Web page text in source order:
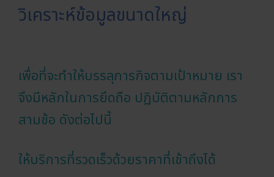
วิเคราะห์ข้อมูลขนาดใหญ่
เพื่อที่จะทำให้บรรลุภารกิจตามเป้าหมาย เรา
จึงมีหลักในการยึดถือ ปฏิบัติตามหลักการ
สามข้อ ดังต่อไปนี้
ให้บริการที่รวดเร็วด้วยราคาที่เข้าถึงได้